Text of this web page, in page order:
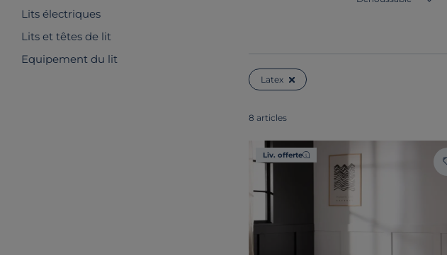
Lits électriques
Lits et têtes de lit
Equipement du lit
Latex
8 articles
Liv. offerte